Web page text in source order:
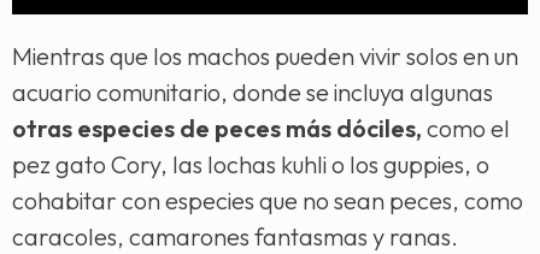
Mientras que los machos pueden vivir solos en un
acuario comunitario, donde se incluya algunas
otras especies de peces más dóciles, como el
pez gato Cory, las lochas kuhli o los guppies, o
cohabitar con especies que no sean peces, como
caracoles, camarones fantasmas y ranas.